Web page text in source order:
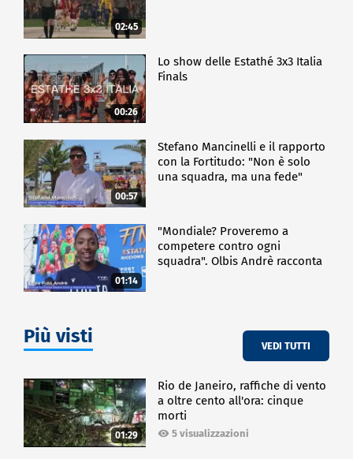
02:45
00:26
Lo show delle Estathé 3x3 Italia
Finals
00:57
Stefano Mancinelli e il rapporto
con la Fortitudo: "Non è solo
una squadra, ma una fede"
01:14
"Mondiale? Proveremo a
competere contro ogni
squadra". Olbis Andrè racconta
Più visti VEDI TUTTI
01:29
Rio de Janeiro, raffiche di vento
a oltre cento all'ora: cinque
morti
5 visualizzazioni